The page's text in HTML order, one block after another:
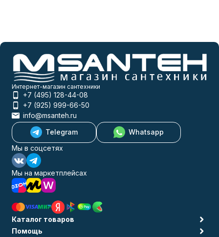
Интернет-магазин сантехники
+7 (495) 128-44-08
+7 (925) 999-66-50
info@msanteh.ru
Telegram
Whatsapp
Мы в соцсетях
Мы на маркетплейсах
Каталог товаров
Помощь